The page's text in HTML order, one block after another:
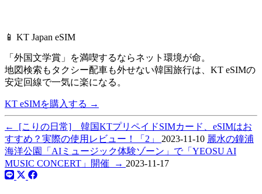
📱 KT Japan eSIM
「外国文学賞」を満喫するならネット環境が命。
地図検索もタクシー配車も外せない韓国旅行は、 KT eSIMの
安定回線で一気に楽になる。
KT eSIMを購入する →
←
[こりの日常] 韓国KTプリペイドSIMカード、eSIMはお
すすめ？実際の使用レビュー！「2」 2023-11-10 麗水の鐘浦
海洋公園「AIミュージック体験ゾーン」で「YEOSU AI
MUSIC CONCERT」開催
→ 2023-11-17